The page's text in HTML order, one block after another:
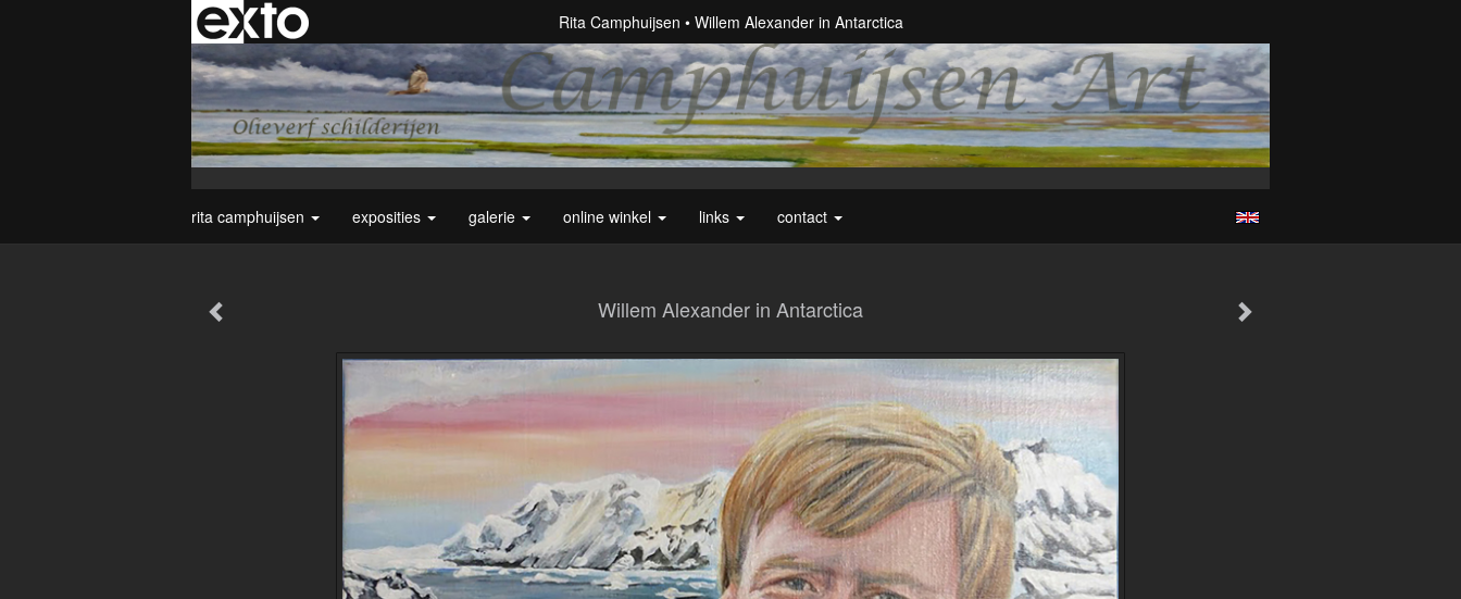
Rita Camphuijsen Willem Alexander in Antarctica
rita camphuijsen exposities galerie online winkel links contact
Willem Alexander in Antarctica